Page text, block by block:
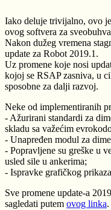
Iako deluje trivijalno, ovo
ovog softvera za
Nakon dužeg vremena
update za Robot 2019.1.
Uz promene koje nosi
kojoj se RSAP zasniva, u
sposobne za dalji razvoj.
Neke od implementiranih
- Ažurirani standardi za
skladu sa važećim
- Unapređen modul za
- Popravljene su greške u
usled sile u ankerima;
- Ispravke grafičkog
Sve promene update-a
sagledati putem ovog linka.